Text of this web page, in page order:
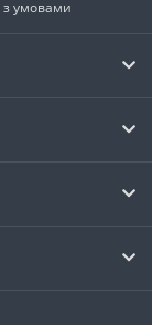
з умовами